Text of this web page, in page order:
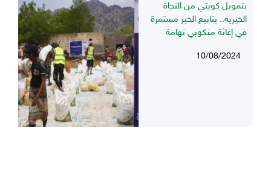
بتمويل كويتي من النجاة
الخيرية.. ينابيع الخير مستمرة
في إغاثة منكوبي تهامة
10/08/2024